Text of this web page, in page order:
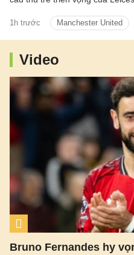
1h trước Manchester United
Video
Bruno Fernandes hy